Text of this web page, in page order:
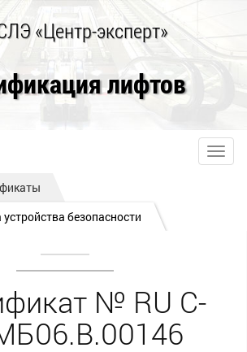
«Центр-эксперт»
лифтов
безопасности
№ RU С-